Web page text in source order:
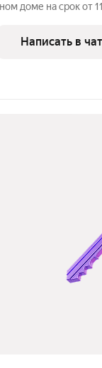
доме на срок от
во двор. В
Написать в чат